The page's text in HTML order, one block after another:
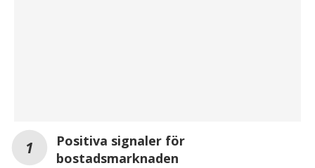
Positiva signaler för
bostadsmarknaden